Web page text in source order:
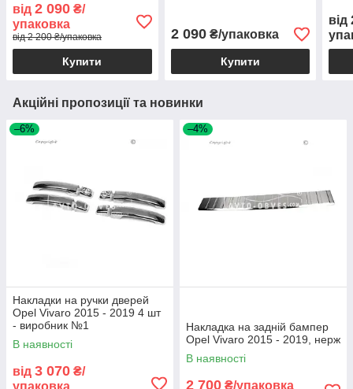
від 2 090 ₴/
упаковка
від 2 200 ₴/упаковка
Купити
2 090₴/упаковка
Купити
від
Акційні пропозиції та новинки
–6%
Накладки на ручки дверей
Opel Vivaro 2015 - 2019 4 шт
- виробник №1
В наявності
від 3 070 ₴/
–4%
Накладка на задній бампер
Opel Vivaro 2015 - 2019, нерж
В наявності
2 700 ₴/упаковка